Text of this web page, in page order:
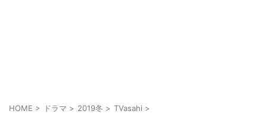
HOME > ドラマ > 2019冬 > TVasahi >